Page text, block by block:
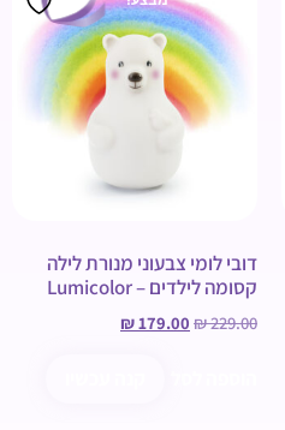
דובי לומי צבעוני מנורת לילה
קסומה לילדים – Lumicolor
₪229.00
₪179.00